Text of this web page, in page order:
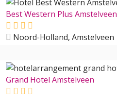
Best Western Plus Amstelveen
Noord-Holland, Amstelveen
Grand Hotel Amstelveen